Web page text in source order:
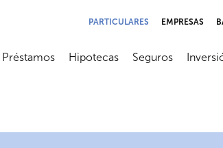
PARTICULARES EMPRESAS
Abrir submenú
Préstamos
Abrir submenú
Hipotecas
Abrir submenú
Seguros
Abrir